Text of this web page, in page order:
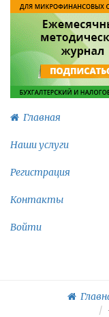
Главная
Наши услуги
Регистрация
Контакты
Войти